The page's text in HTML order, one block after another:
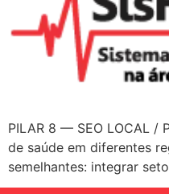
PILAR 8 — SEO LOCAL /
de saúde em diferentes
semelhantes: integrar